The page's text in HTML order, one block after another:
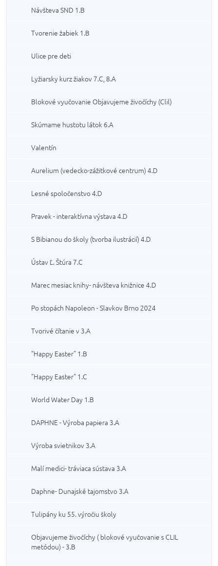
Návšteva SND 1.B
Tvorenie žabiek 1.B
Ulice pre deti
Lyžiarsky kurz žiakov 7.C, 8.A
Blokové vyučovanie Objavujeme živočíchy (Clil)
Skúmame hustotu látok 6.A
Valentín
Aurelium (vedecko-zážitkové centrum) 4.D
Lesné spoločenstvo 4.D
Pravek - interaktívna výstava 4.D
S Bibianou do školy (tvorba ilustrácií) 4.D
Ústav Ľ. Štúra 7.C
Marec mesiac knihy- návšteva knižnice 4.D
Po stopách Napoleon - Slavkov Brno 2024
Tvorivé čítanie v 3.A
"Happy Easter" 1.B
"Happy Easter" 1.C
World Water Day 1.B
DAPHNE - Výroba papiera 3.A
Výroba svietnikov 3.A
Malí medici- tráviaca sústava 3.A
Daphne- Dunajské tajomstvo 3.A
Tulipány ku 55. výročiu školy
Objavujeme živočíchy ( blokové vyučovanie s CLIL
metódou) - 3.B